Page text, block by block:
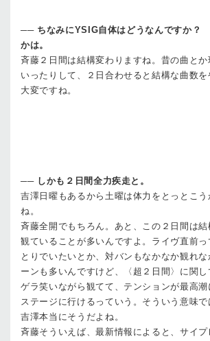
── ちなみにYSIG自体はどうなんですか？
かは。
斉藤 ２日間は結構変わりますね。昔の曲と
いったりして、２日合わせると結構な曲数
大変ですね。
── しかも２日間全力疾走と。
吉澤 日曜もあるから土曜は体力をとっとこ
ね。
斉藤全開でもちろん。あと、この２日間は
観ていることが多いんですよ。ライヴ直前
とりでいたいとか、対バンもなかなか観れ
ーンも多いんですけど、〈超２日間〉に関
ゲラ笑いながら観てて、テンションが最高
ステージに行けるっていう。そういう意味で
吉澤本当にそうだよね。
斉藤そういえば、最新情報によると、サイ